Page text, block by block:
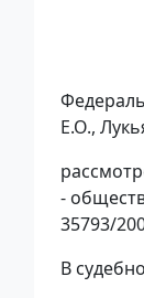
Е.О.,
-
35793/
В